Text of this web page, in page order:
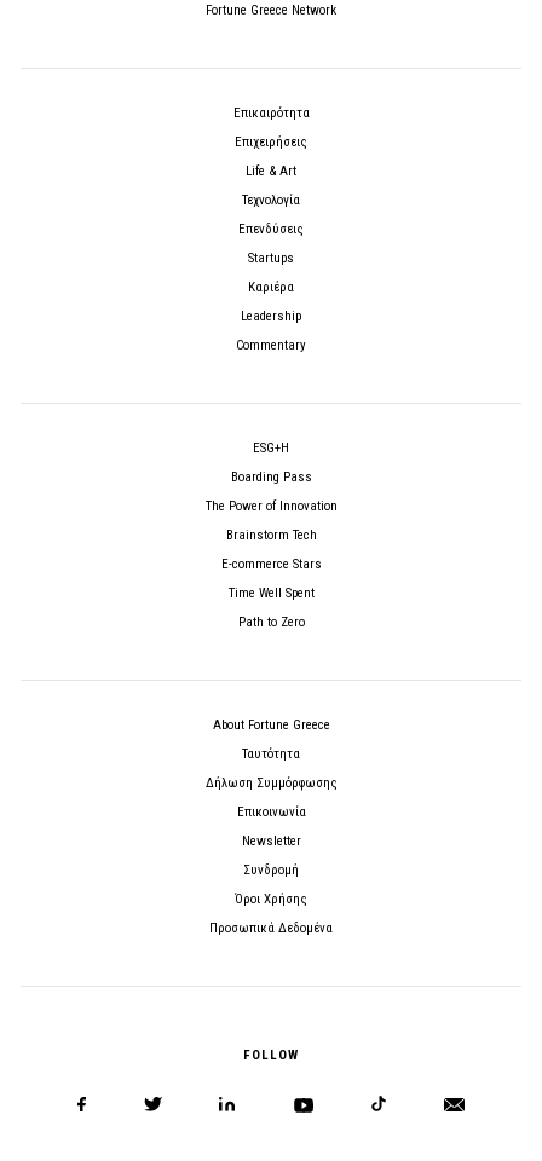
Fortune Greece Network
Επικαιρότητα
Επιχειρήσεις
Life & Art
Τεχνολογία
Επενδύσεις
Startups
Καριέρα
Leadership
Commentary
ESG+H
Boarding Pass
The Power of Innovation
Brainstorm Tech
E-commerce Stars
Time Well Spent
Path to Zero
About Fortune Greece
Ταυτότητα
Δήλωση Συμμόρφωσης
Επικοινωνία
Newsletter
Συνδρομή
Όροι Χρήσης
Προσωπικά Δεδομένα
FOLLOW